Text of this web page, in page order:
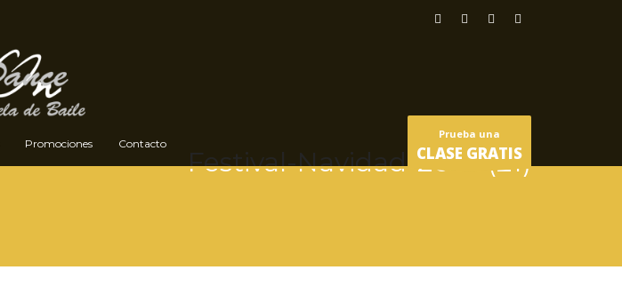
Promociones Contacto
Prueba una
CLASE GRATIS
Festival-Navidad-2017-(21)